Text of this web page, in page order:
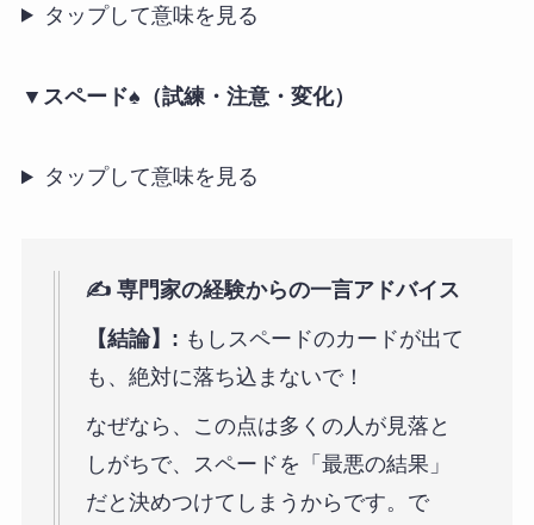
タップして意味を見る
▼スペード♠️（試練・注意・変化）
タップして意味を見る
✍️ 専門家の経験からの一言アドバイス
【結論】: もしスペードのカードが出て
も、絶対に落ち込まないで！
なぜなら、この点は多くの人が見落と
しがちで、スペードを「最悪の結果」
だと決めつけてしまうからです。で